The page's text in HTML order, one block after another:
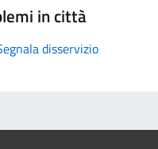
in città
disservizio